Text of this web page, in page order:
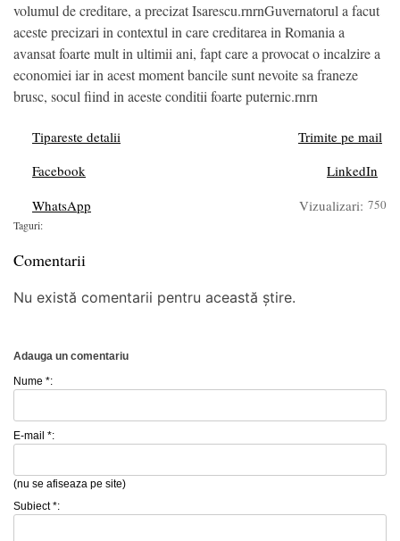
volumul de creditare, a precizat Isarescu.rnrnGuvernatorul a facut
aceste precizari in contextul in care creditarea in Romania a
avansat foarte mult in ultimii ani, fapt care a provocat o incalzire a
economiei iar in acest moment bancile sunt nevoite sa franeze
brusc, socul fiind in aceste conditii foarte puternic.rnrn
Tipareste detalii
Trimite pe mail
Facebook
LinkedIn
WhatsApp
Vizualizari: 750
Taguri:
Comentarii
Nu există comentarii pentru această știre.
Adauga un comentariu
Nume *:
E-mail *:
(nu se afiseaza pe site)
Subiect *: